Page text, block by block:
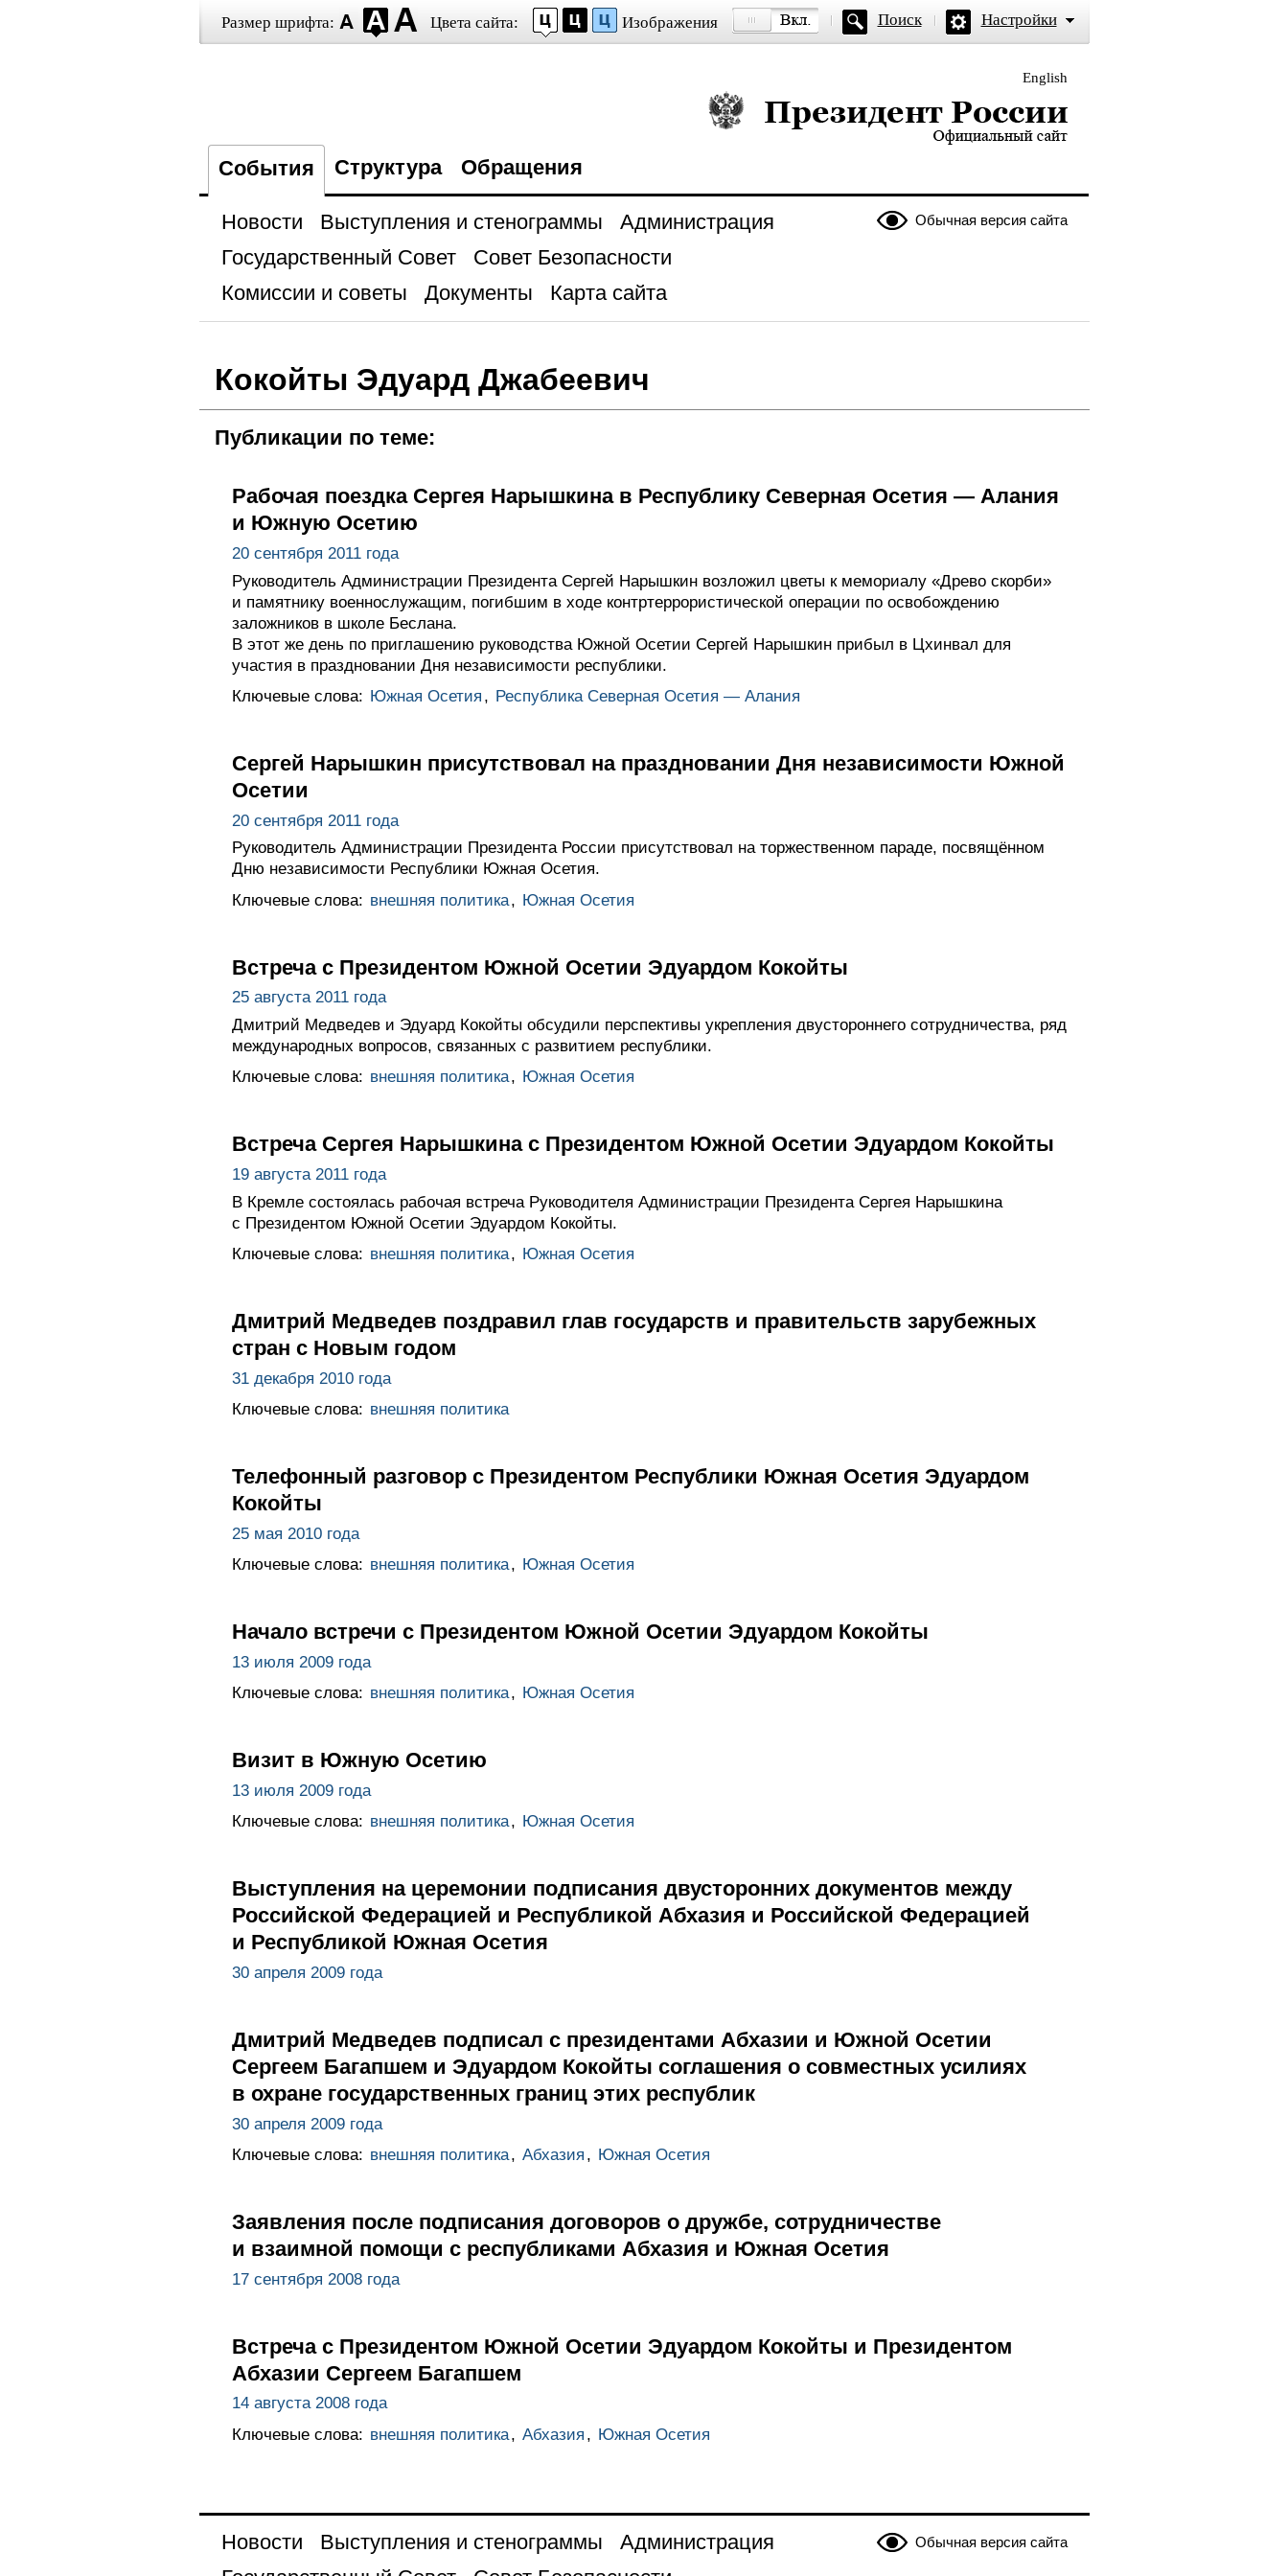
Размер шрифта: Цвета сайта: Изображения Поиск Настройки
English
Президент России — официальный сайт
События Структура Обращения
Обычная версия сайта
Новости Выступления и стенограммы
Администрация
Государственный Совет
Совет Безопасности
Комиссии и советы
Документы Карта сайта
Кокойты Эдуард Джабеевич
Публикации по теме:
Рабочая поездка Сергея Нарышкина в Республику Северная Осетия — Алания
и Южную Осетию
20 сентября 2011 года
Руководитель Администрации Президента Сергей Нарышкин возложил цветы к мемориалу «Древо скорби»
и памятнику военнослужащим, погибшим в ходе контртеррористической операции по освобождению
заложников в школе Беслана.
В этот же день по приглашению руководства Южной Осетии Сергей Нарышкин прибыл в Цхинвал для
участия в праздновании Дня независимости республики.
Ключевые слова: Южная Осетия , Республика Северная Осетия — Алания
Сергей Нарышкин присутствовал на праздновании Дня независимости Южной
Осетии
20 сентября 2011 года
Руководитель Администрации Президента России присутствовал на торжественном параде, посвящённом
Дню независимости Республики Южная Осетия.
Ключевые слова: внешняя политика, Южная Осетия
Встреча с Президентом Южной Осетии Эдуардом Кокойты
25 августа 2011 года
Дмитрий Медведев и Эдуард Кокойты обсудили перспективы укрепления двустороннего сотрудничества, ряд
международных вопросов, связанных с развитием республики.
Ключевые слова: внешняя политика, Южная Осетия
Встреча Сергея Нарышкина с Президентом Южной Осетии Эдуардом Кокойты
19 августа 2011 года
В Кремле состоялась рабочая встреча Руководителя Администрации Президента Сергея Нарышкина
с Президентом Южной Осетии Эдуардом Кокойты.
Ключевые слова: внешняя политика, Южная Осетия
Дмитрий Медведев поздравил глав государств и правительств зарубежных
стран с Новым годом
31 декабря 2010 года
Ключевые слова: внешняя политика
Телефонный разговор с Президентом Республики Южная Осетия Эдуардом
Кокойты
25 мая 2010 года
Ключевые слова: внешняя политика, Южная Осетия
Начало встречи с Президентом Южной Осетии Эдуардом Кокойты
13 июля 2009 года
Ключевые слова: внешняя политика, Южная Осетия
Визит в Южную Осетию
13 июля 2009 года
Ключевые слова: внешняя политика, Южная Осетия
Выступления на церемонии подписания двусторонних документов между
Российской Федерацией и Республикой Абхазия и Российской Федерацией
и Республикой Южная Осетия
30 апреля 2009 года
Дмитрий Медведев подписал с президентами Абхазии и Южной Осетии
Сергеем Багапшем и Эдуардом Кокойты соглашения о совместных усилиях
в охране государственных границ этих республик
30 апреля 2009 года
Ключевые слова: внешняя политика, Абхазия , Южная Осетия
Заявления после подписания договоров о дружбе, сотрудничестве
и взаимной помощи с республиками Абхазия и Южная Осетия
17 сентября 2008 года
Встреча с Президентом Южной Осетии Эдуардом Кокойты и Президентом
Абхазии Сергеем Багапшем
14 августа 2008 года
Ключевые слова: внешняя политика, Абхазия , Южная Осетия
Обычная версия сайта
Новости Выступления и стенограммы
Администрация